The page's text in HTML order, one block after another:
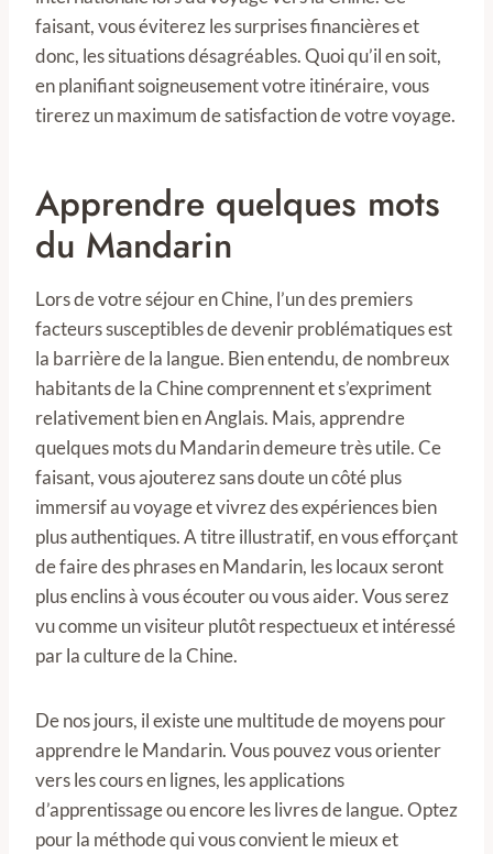
faisant, vous éviterez les surprises financières et
donc, les situations désagréables. Quoi qu’il en soit,
en planifiant soigneusement votre itinéraire, vous
tirerez un maximum de satisfaction de votre voyage.
Apprendre quelques mots
du Mandarin
Lors de votre séjour en Chine, l’un des premiers
facteurs susceptibles de devenir problématiques est
la barrière de la langue. Bien entendu, de nombreux
habitants de la Chine comprennent et s’expriment
relativement bien en Anglais. Mais, apprendre
quelques mots du Mandarin demeure très utile. Ce
faisant, vous ajouterez sans doute un côté plus
immersif au voyage et vivrez des expériences bien
plus authentiques. A titre illustratif, en vous efforçant
de faire des phrases en Mandarin, les locaux seront
plus enclins à vous écouter ou vous aider. Vous serez
vu comme un visiteur plutôt respectueux et intéressé
par la culture de la Chine.
De nos jours, il existe une multitude de moyens pour
apprendre le Mandarin. Vous pouvez vous orienter
vers les cours en lignes, les applications
d’apprentissage ou encore les livres de langue. Optez
pour la méthode qui vous convient le mieux et